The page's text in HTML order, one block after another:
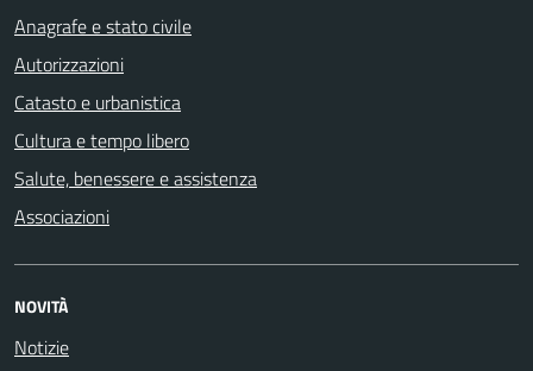
Anagrafe e stato civile
Autorizzazioni
Catasto e urbanistica
Cultura e tempo libero
Salute, benessere e assistenza
Associazioni
NOVITÀ
Notizie